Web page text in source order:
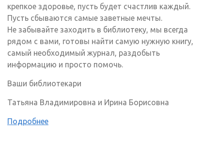
крепкое здоровье, пусть будет счастлив каждый.
Пусть сбываются самые заветные мечты.
Не забывайте заходить в библиотеку, мы всегда
рядом с вами, готовы найти самую нужную книгу,
самый необходимый журнал, раздобыть
информацию и просто помочь.
Ваши библиотекари
Татьяна Владимировна и Ирина Борисовна
Подробнее